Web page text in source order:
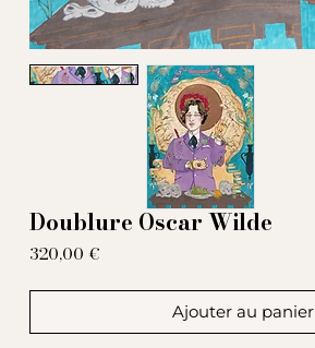
Doublure Oscar Wilde
320,00 €
Ajouter au panier